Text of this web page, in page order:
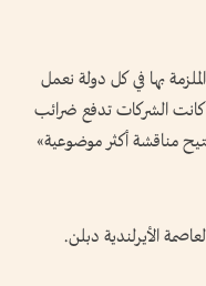
بها في كل دولة نعمل
الشركات تدفع ضرائب
مناقشة أكثر موضوعية»
الأيرلندية دبلن.